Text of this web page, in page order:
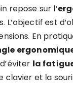
repose sur l’
L’objectif est
En
la
clavier et la